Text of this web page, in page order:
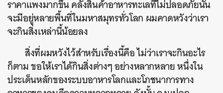
ราคาแพงมากขึ้น คลังสินค้าอาหารทะเลที่ไม่ปลอดภัยนั้น
จะมีอยู่หลายพื้นที่ในมหาสมุทรทั่วโลก ผมคาดหวังว่าเรา
จะกินสิ่งเหล่านี้น้อยลง
สิ่งที่ผมหวังไว้สำหรับเรื่องนี้คือ ไม่ว่าเราจะกินอะไร
ก็ตาม ขอให้เราได้กินสิ่งต่างๆ อย่างหลากหลาย หนึ่งใน
ประเด็นหลักของระบบอาหารโลกและโภชนาการทาง